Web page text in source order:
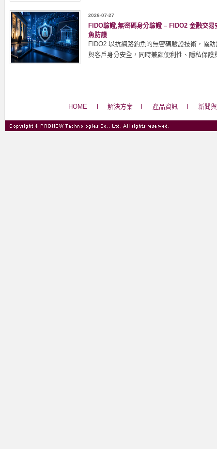
2026-07-27
FIDO驗證,無密碼身分驗證 – FIDO2 金融交
魚防護
FIDO2 以抗網路釣魚的無密碼驗證技術，協
與客戶身分安全，同時兼顧便利性、隱私保
HOME 解決方案 產品資訊 新聞